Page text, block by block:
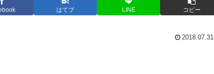
はてブ LINE コピー
2018.07.31